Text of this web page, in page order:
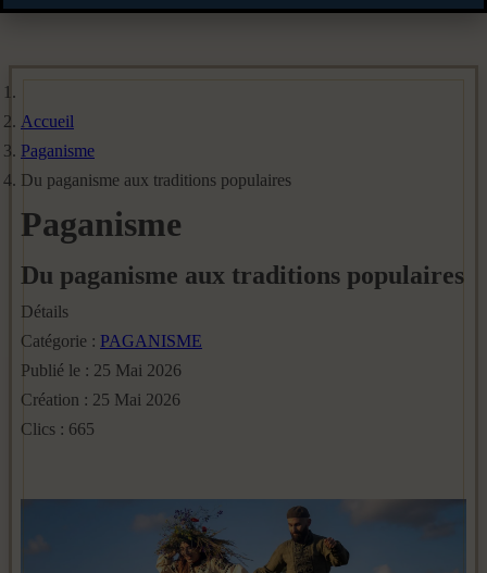
Accueil
Paganisme
Du paganisme aux traditions populaires
Paganisme
Du paganisme aux traditions populaires
Détails
Catégorie : PAGANISME
Publié le : 25 Mai 2026
Création : 25 Mai 2026
Clics : 665